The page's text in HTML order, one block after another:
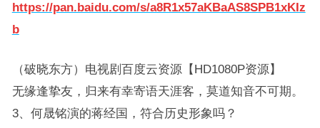
https://pan.baidu.com/s/a8R1x57aKBaAS8SPB1xKIz
b
（破晓东方）电视剧百度云资源【HD1080P资源】
无缘逢挚友，归来有幸寄语天涯客，莫道知音不可期。
3、何晟铭演的蒋经国，符合历史形象吗？